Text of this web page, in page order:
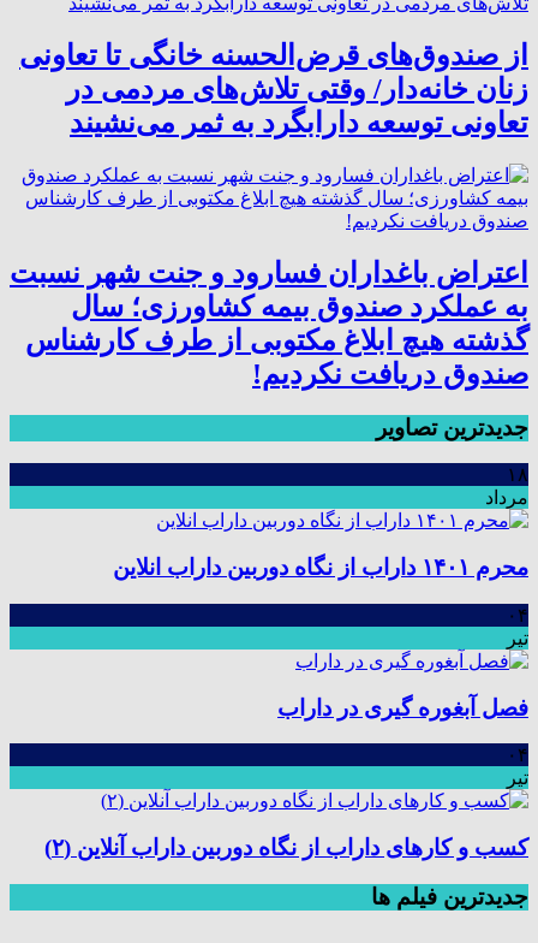
از صندوق‌های قرض‌الحسنه خانگی تا تعاونی
زنان خانه‌دار/ وقتی تلاش‌های مردمی در
تعاونی توسعه دارابگرد به ثمر می‌نشیند
اعتراض باغداران فسارود و جنت شهر نسبت
به عملکرد صندوق بیمه کشاورزی؛ سال
گذشته هیچ ابلاغ مکتوبی از طرف کارشناس
صندوق دریافت نکردیم!
جدیدترین تصاویر
۱۸
مرداد
محرم ۱۴۰۱ داراب از نگاه دوربین داراب انلاین
۰۴
تیر
فصل آبغوره گیری در داراب
۰۴
تیر
کسب و کارهای داراب از نگاه دوربین داراب آنلاین (۲)
جديدترين فیلم ها